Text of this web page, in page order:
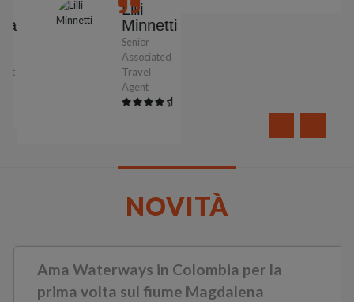
Lilli
Minnetti
Senior
Associated
Travel
Agent
NOVITÀ
Ama Waterways in Colombia per la
prima volta sul fiume Magdalena